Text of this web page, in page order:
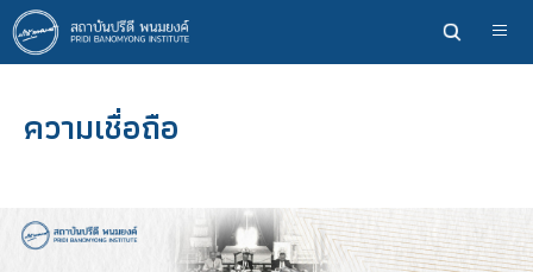
ข้าม
ไป
ยัง
หลักความเชื่อถือ